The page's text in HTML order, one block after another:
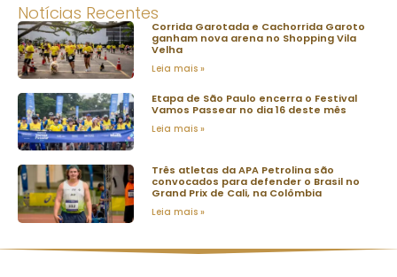
Notícias Recentes
Corrida Garotada e Cachorrida Garoto
ganham nova arena no Shopping Vila
Velha
Leia mais »
Etapa de São Paulo encerra o Festival
Vamos Passear no dia 16 deste mês
Leia mais »
Três atletas da APA Petrolina são
convocados para defender o Brasil no
Grand Prix de Cali, na Colômbia
Leia mais »